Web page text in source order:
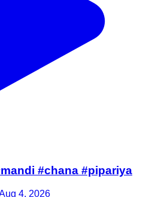
#chana #pipariya
4, 2026